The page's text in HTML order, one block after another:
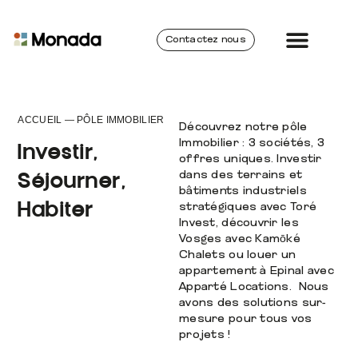
Contactez nous
ACCUEIL — PÔLE IMMOBILIER
Investir,
Séjourner,
Habiter
Découvrez notre pôle
Immobilier : 3 sociétés, 3
offres uniques. Investir
dans des terrains et
bâtiments industriels
stratégiques avec Toré
Invest, découvrir les
Vosges avec Kamōké
Chalets ou louer un
appartement à Epinal avec
Apparté Locations. Nous
avons des solutions sur-
mesure pour tous vos
projets !